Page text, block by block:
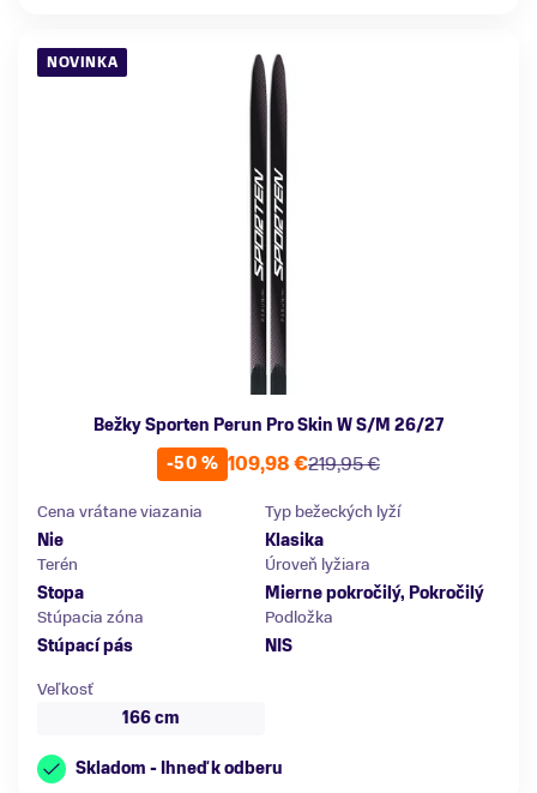
NOVINKA
Bežky Sporten Perun Pro Skin W S/M 26/27
-50 %
219,95 €
109,98 €
Cena vrátane viazania
Nie
Typ bežeckých lyží
Klasika
Terén
Stopa
Úroveň lyžiara
Mierne pokročilý, Pokročilý
Stúpacia zóna
Stúpací pás
Podložka
NIS
Veľkosť
166 cm
Skladom - Ihneď k odberu